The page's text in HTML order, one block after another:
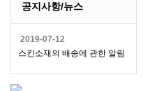
공지사항/뉴스
2019-07-12
스킨소재의 배송에 관한 알림